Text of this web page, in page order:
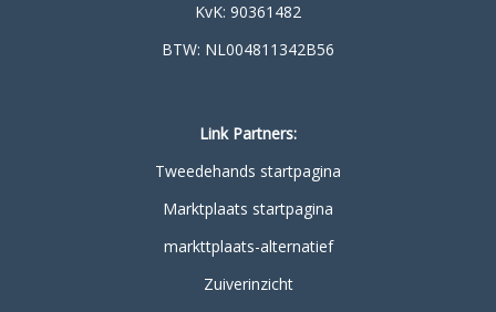
KvK: 90361482
BTW: NL004811342B56
Link Partners:
Tweedehands startpagina
Marktplaats startpagina
markttplaats-alternatief
Zuiverinzicht